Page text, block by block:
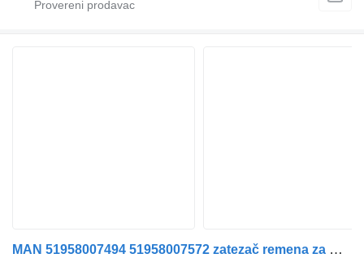
MAN 51958007494 51958007572 zatezač remena za MAN tegljača